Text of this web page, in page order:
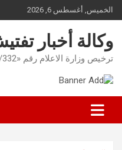
Skip
to
content
الخميس, أغسطس 6, 2026
وكالة أخبار
ترخيص وزارة الاعلام رقم «2019/332» للتواصل : 51787720